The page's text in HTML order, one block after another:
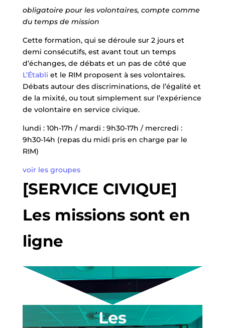
obligatoire pour les volontaires, compte comme
du temps de mission
Cette formation, qui se déroule sur 2 jours et
demi consécutifs, est avant tout un temps
d’échanges, de débats et un pas de côté que
L’Établi et le RIM proposent à ses volontaires.
Débats autour des discriminations, de l’égalité et
de la mixité, ou tout simplement sur l’expérience
de volontaire en service civique.
lundi : 10h-17h / mardi : 9h30-17h / mercredi :
9h30-14h (repas du midi pris en charge par le
RIM)
voir les groupes
[SERVICE CIVIQUE]
Les missions sont en
ligne
Les